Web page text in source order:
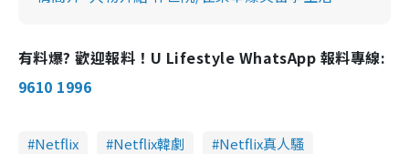
有料爆? 歡迎報料！U Lifestyle WhatsApp 報料專線:
9610 1996
Netflix Netflix韓劇
Netflix真人騷